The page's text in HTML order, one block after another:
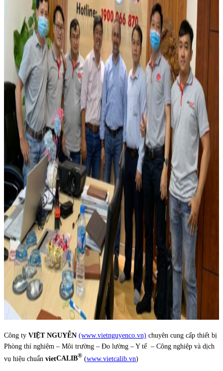
Công ty VIỆT NGUYỄN (www.vietnguyenco.vn) chuyên cung cấp thiết bị
Phòng thí nghiệm – Môi trường – Đo lường – Y tế – Công nghiệp và dịch
vụ hiệu chuẩn vietCALIB® (www.vietcalib.vn)